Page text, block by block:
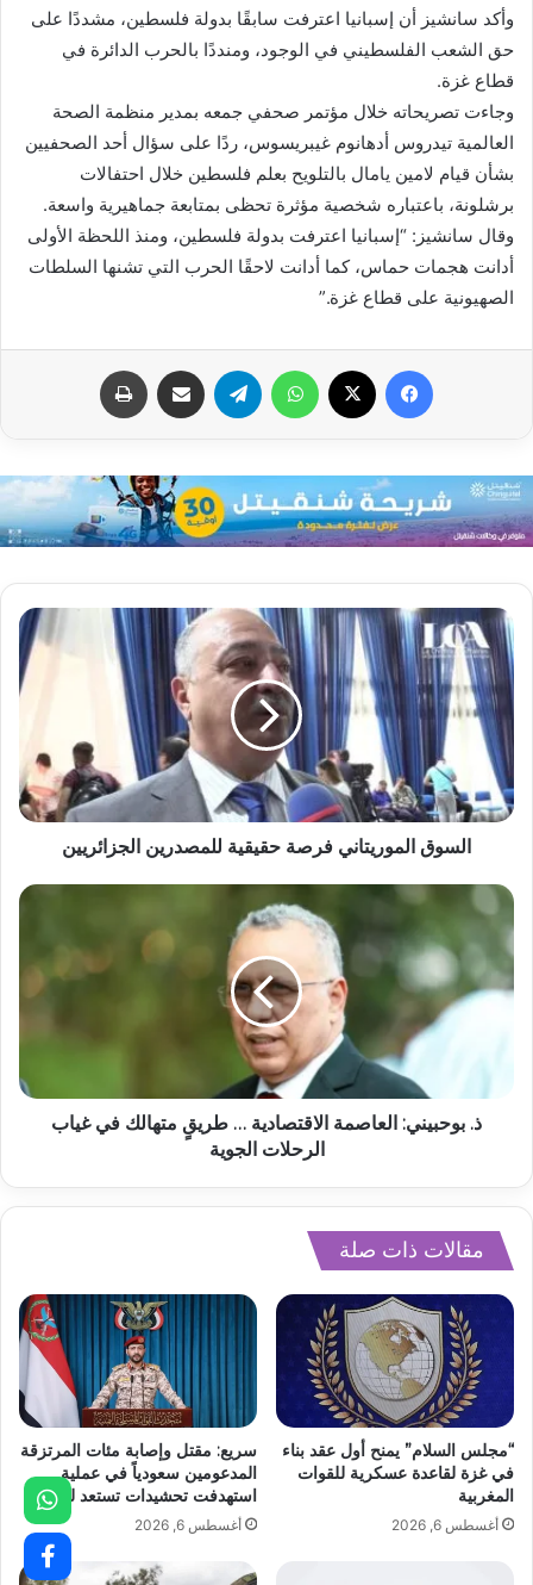
وأكد سانشيز أن إسبانيا اعترفت سابقًا بدولة فلسطين، مشددًا على
حق الشعب الفلسطيني في الوجود، ومنددًا بالحرب الدائرة في
قطاع غزة.
وجاءت تصريحاته خلال مؤتمر صحفي جمعه بمدير منظمة الصحة
العالمية تيدروس أدهانوم غيبريسوس، ردًا على سؤال أحد الصحفيين
بشأن قيام لامين يامال بالتلويح بعلم فلسطين خلال احتفالات
برشلونة، باعتباره شخصية مؤثرة تحظى بمتابعة جماهيرية واسعة.
وقال سانشيز: “إسبانيا اعترفت بدولة فلسطين، ومنذ اللحظة الأولى
أدانت هجمات حماس، كما أدانت لاحقًا الحرب التي تشنها السلطات
الصهيونية على قطاع غزة.”
فيسبوك واتساب تيلقرام مشاركة عبر البريد
السوق الموريتاني فرصة حقيقية للمصدرين الجزائريين
ذ. بوحبيني: العاصمة الاقتصادية … طريقٍ متهالك في غياب
الرحلات الجوية
مقالات ذات صلة
“مجلس السلام” يمنح أول عقد بناء
في غزة لقاعدة عسكرية للقوات
المغربية
أغسطس 6, 2026
سريع: مقتل وإصابة مئات المرتزقة
المدعومين سعودياً في عملية
استهدفت تحشيدات تستعد للتصعيد
أغسطس 6, 2026